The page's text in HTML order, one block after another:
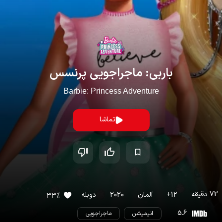
باربی: ماجراجویی پرنسس
Barbie: Princess Adventure
تماشا
72 دقیقه 12
+ آلمان 2020 دوبله 33%
5.6
انیمیشن ماجراجویی